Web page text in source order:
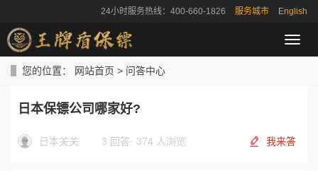
24小时服务热线：400-660-1826 服务城市 English
导
航
您的位置： 网站首页 > 问答中心
日本保镖公司哪家好?
日本关关 3 回答· 374 人浏览 我来答